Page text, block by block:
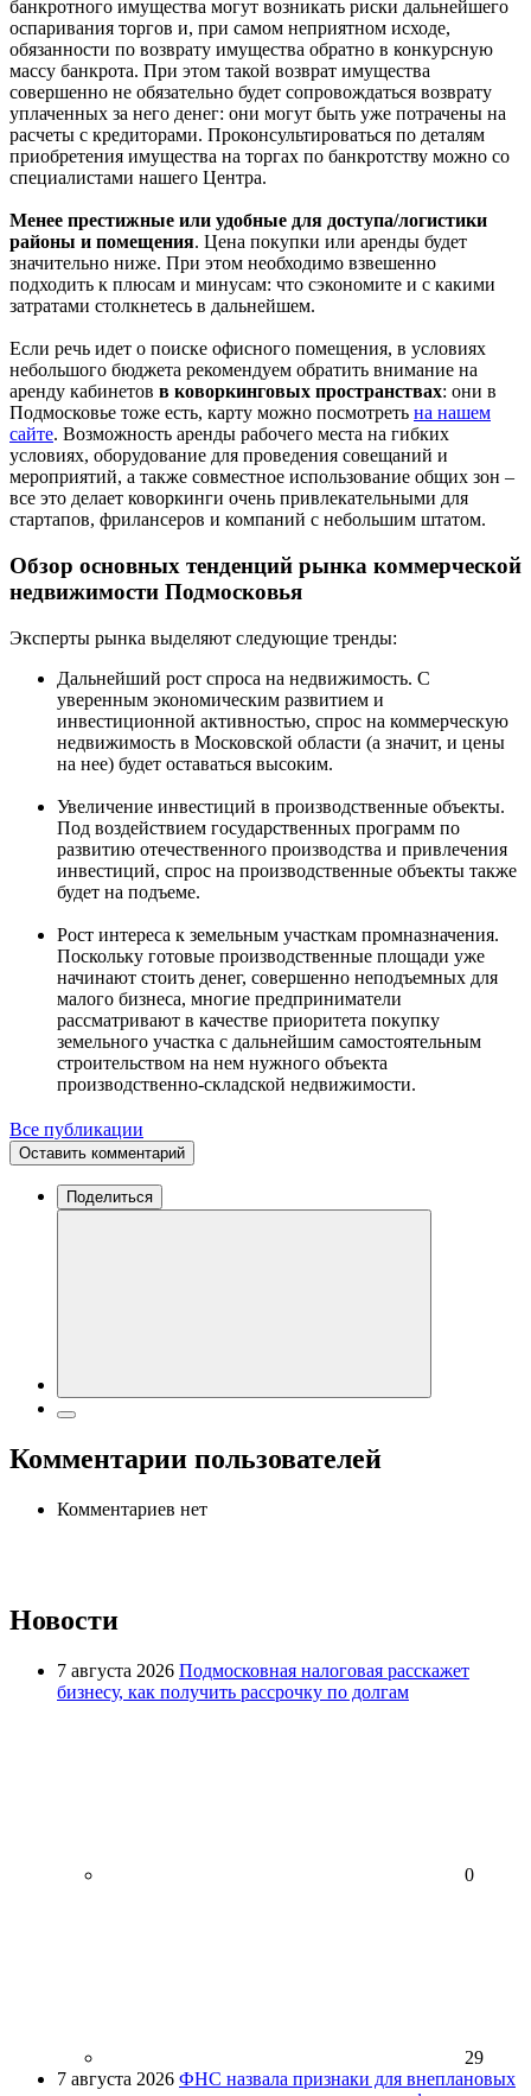
банкротного имущества могут возникать риски дальнейшего
оспаривания торгов и, при самом неприятном исходе,
обязанности по возврату имущества обратно в конкурсную
массу банкрота. При этом такой возврат имущества
совершенно не обязательно будет сопровождаться возврату
уплаченных за него денег: они могут быть уже потрачены на
расчеты с кредиторами. Проконсультироваться по деталям
приобретения имущества на торгах по банкротству можно со
специалистами нашего Центра.
Менее престижные или удобные для доступа/логистики
районы и помещения. Цена покупки или аренды будет
значительно ниже. При этом необходимо взвешенно
подходить к плюсам и минусам: что сэкономите и с какими
затратами столкнетесь в дальнейшем.
Если речь идет о поиске офисного помещения, в условиях
небольшого бюджета рекомендуем обратить внимание на
аренду кабинетов в коворкинговых пространствах: они в
Подмосковье тоже есть, карту можно посмотреть на нашем
сайте. Возможность аренды рабочего места на гибких
условиях, оборудование для проведения совещаний и
мероприятий, а также совместное использование общих зон –
все это делает коворкинги очень привлекательными для
стартапов, фрилансеров и компаний с небольшим штатом.
Обзор основных тенденций рынка коммерческой
недвижимости Подмосковья
Эксперты рынка выделяют следующие тренды:
Дальнейший рост спроса на недвижимость. С
уверенным экономическим развитием и
инвестиционной активностью, спрос на коммерческую
недвижимость в Московской области (а значит, и цены
на нее) будет оставаться высоким.
Увеличение инвестиций в производственные объекты.
Под воздействием государственных программ по
развитию отечественного производства и привлечения
инвестиций, спрос на производственные объекты также
будет на подъеме.
Рост интереса к земельным участкам промназначения.
Поскольку готовые производственные площади уже
начинают стоить денег, совершенно неподъемных для
малого бизнеса, многие предприниматели
рассматривают в качестве приоритета покупку
земельного участка с дальнейшим самостоятельным
строительством на нем нужного объекта
производственно-складской недвижимости.
Все публикации
Оставить комментарий
Поделиться
Комментарии пользователей
Комментариев нет
Новости
7 августа 2026 Подмосковная налоговая расскажет
бизнесу, как получить рассрочку по долгам
0
29
7 августа 2026 ФНС назвала признаки для внеплановых